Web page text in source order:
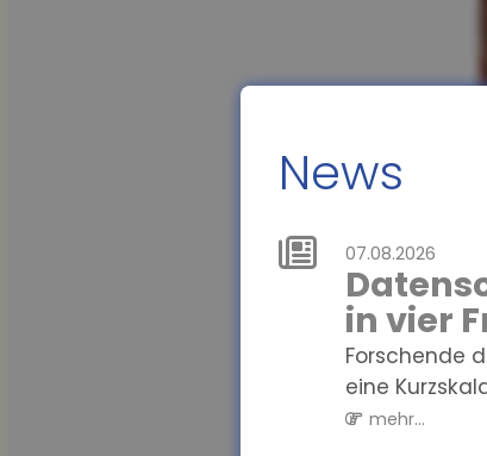
News
07.08.2026
in vier
Forschende
eine
mehr...